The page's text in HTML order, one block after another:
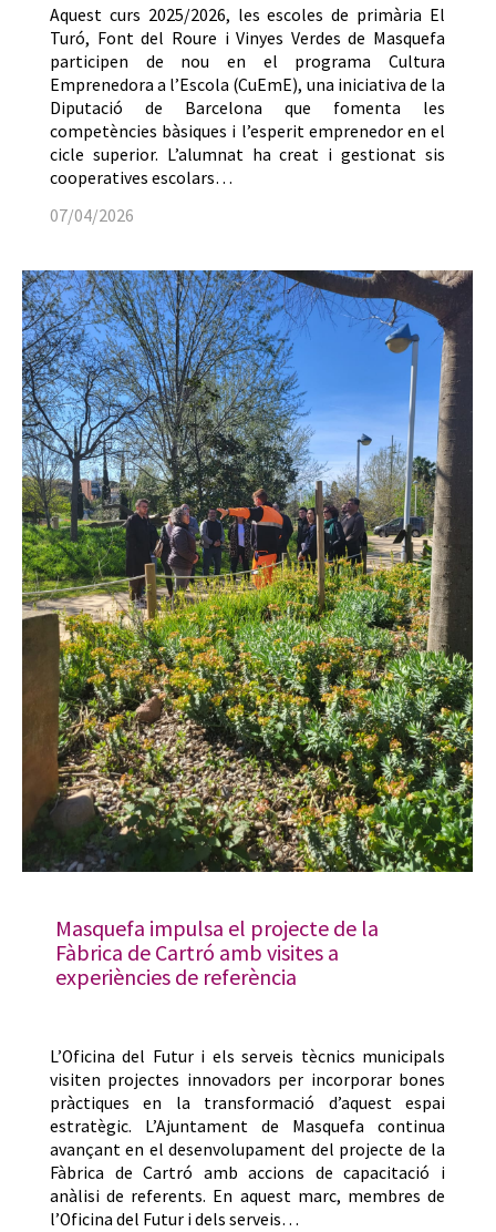
Aquest curs 2025/2026, les escoles de primària El
Turó, Font del Roure i Vinyes Verdes de Masquefa
participen de nou en el programa Cultura
Emprenedora a l’Escola (CuEmE), una iniciativa de la
Diputació de Barcelona que fomenta les
competències bàsiques i l’esperit emprenedor en el
cicle superior. L’alumnat ha creat i gestionat sis
cooperatives escolars…
07/04/2026
Masquefa impulsa el projecte de la
Fàbrica de Cartró amb visites a
experiències de referència
L’Oficina del Futur i els serveis tècnics municipals
visiten projectes innovadors per incorporar bones
pràctiques en la transformació d’aquest espai
estratègic. L’Ajuntament de Masquefa continua
avançant en el desenvolupament del projecte de la
Fàbrica de Cartró amb accions de capacitació i
anàlisi de referents. En aquest marc, membres de
l’Oficina del Futur i dels serveis…